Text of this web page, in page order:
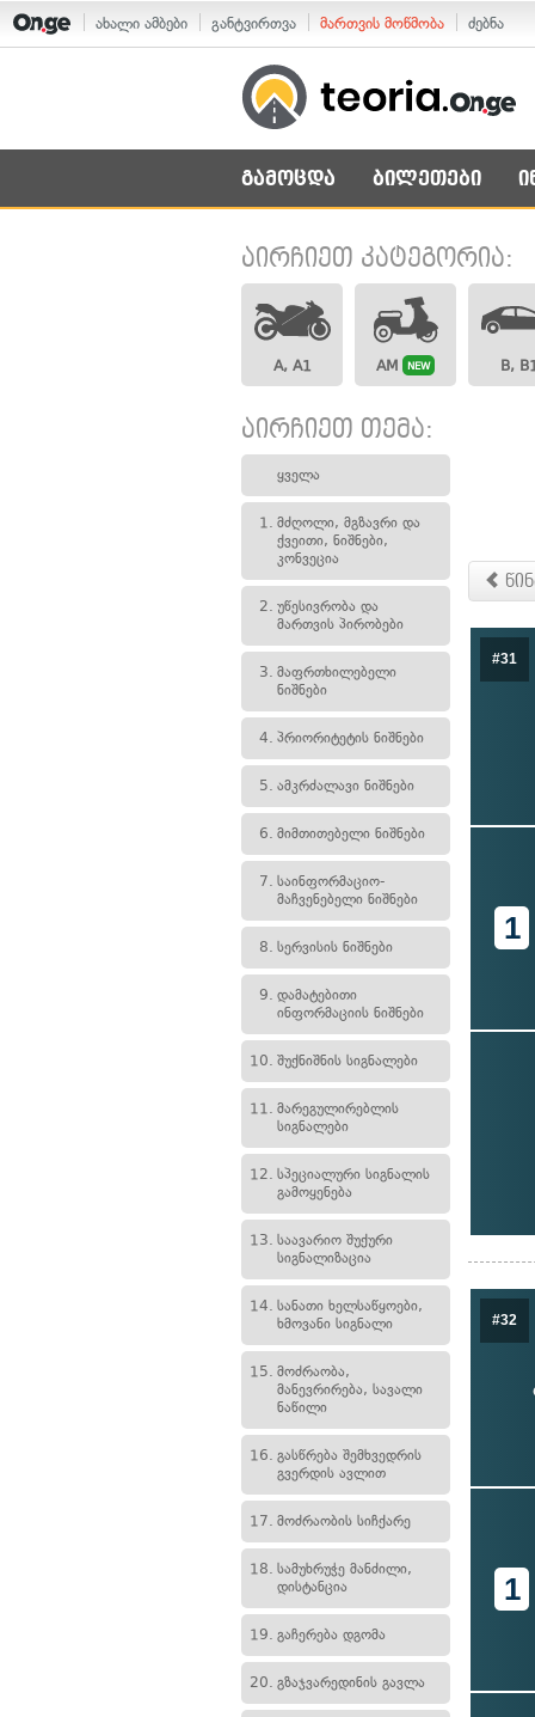
ახალი ამბები განტვირთვა მართვის მოწმობა ძებნა
გამოცდა ბილეთები
აირჩიეთ კატეგორია:
A, A1 AM NEW B,
აირჩიეთ თემა:
ყველა
1. მძღოლი, მგზავრი და
ქვეითი, ნიშნები,
კონვეცია
2. უწესივრობა და
მართვის პირობები
3. მაფრთხილებელი
ნიშნები
4. პრიორიტეტის ნიშნები
5. ამკრძალავი ნიშნები
6. მიმთითებელი ნიშნები
7. საინფორმაციო-
მაჩვენებელი ნიშნები
8. სერვისის ნიშნები
9. დამატებითი
ინფორმაციის ნიშნები
10. შუქნიშნის სიგნალები
11. მარეგულირებლის
სიგნალები
12. სპეციალური სიგნალის
გამოყენება
13. საავარიო შუქური
სიგნალიზაცია
14. სანათი ხელსაწყოები,
ხმოვანი სიგნალი
15. მოძრაობა,
მანევრირება, სავალი
ნაწილი
16. გასწრება შემხვედრის
გვერდის ავლით
17. მოძრაობის სიჩქარე
18. სამუხრუჭე მანძილი,
დისტანცია
19. გაჩერება დგომა
20. გზაჯვარედინის გავლა
#31
1
#32
1